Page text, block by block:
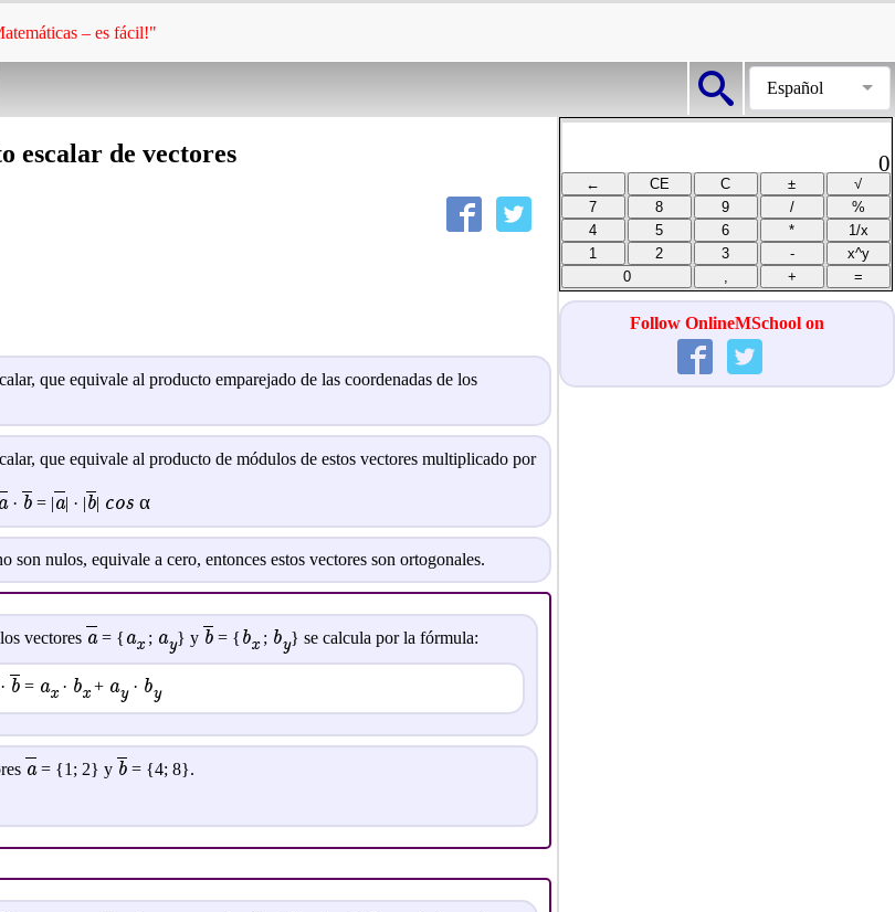
– es fácil!"
Español
escalar de vectores
que equivale al producto emparejado de las coordenadas de los
que equivale al producto de módulos de estos vectores multiplicado por
a· b= |a| · |b| cos α
son nulos, equivale a cero, entonces estos vectores son ortogonales.
vectores a= {ax; ay} y b = {bx; by} se calcula por la fórmula:
b = ax· bx+ ay· by
a= {1; 2} y b = {4; 8}.
0
Follow OnlineMSchool on